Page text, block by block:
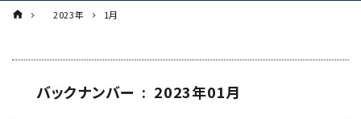
2023年 1月
バックナンバー : 2023年01月